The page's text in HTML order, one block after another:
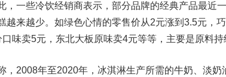
一些冷饮经销商表示，部分品牌的经典产品最近一
越来越少。如绿色心情的零售价从2元涨到3.5元，
味卖5元，东北大板原味卖4元等等，主要是原料持
2008年至2020年，冰淇淋生产所需的牛奶、淡奶